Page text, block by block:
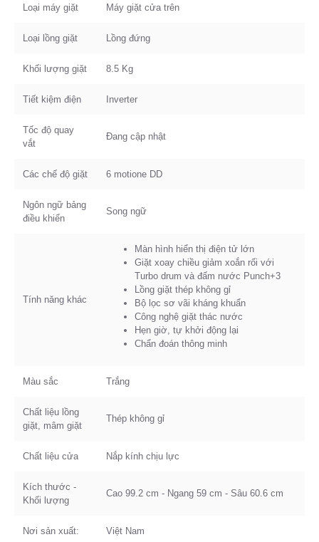
Loại máy giặt Máy giặt cửa trên
Loại lồng giặt Lồng đứng
Khối lượng giặt 8.5 Kg
Tiết kiệm điện Inverter
Tốc độ quay
vắt
Đang cập nhật
Các chế độ giặt 6 motione DD
Ngôn ngữ bảng
điều khiển
Song ngữ
Tính năng khác
Màn hình hiển thị điện tử lớn
Giặt xoay chiều giảm xoắn rối với
Turbo drum và đấm nước Punch+3
Lồng giặt thép không gỉ
Bộ lọc sơ vãi kháng khuẩn
Công nghệ giặt thác nước
Hẹn giờ, tự khởi động lại
Chẩn đoán thông minh
Màu sắc Trắng
Chất liệu lồng
giặt, mâm giặt
Thép không gỉ
Chất liệu cửa Nắp kính chịu lực
Kích thước -
Khối lượng
Cao 99.2 cm - Ngang 59 cm - Sâu 60.6 cm
Nơi sản xuất: Việt Nam